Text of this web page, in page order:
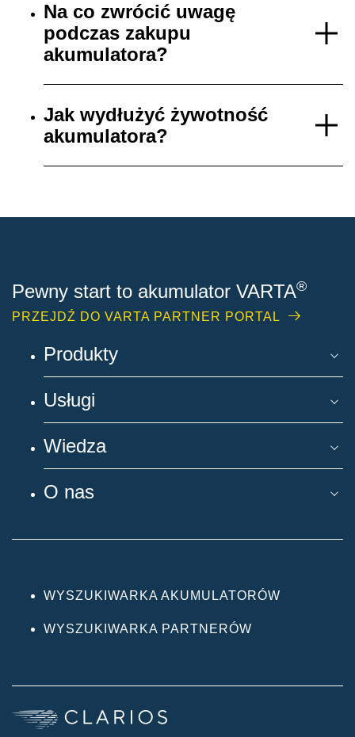
Na co zwrócić uwagę
podczas zakupu
akumulatora?
Jak wydłużyć żywotność
akumulatora?
Pewny start to akumulator VARTA®
PRZEJDŹ DO VARTA PARTNER PORTAL
Produkty
Usługi
Wiedza
O nas
WYSZUKIWARKA AKUMULATORÓW
WYSZUKIWARKA PARTNERÓW